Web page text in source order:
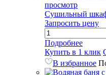
просмотр
Сушильный
Запросить цену
Подробнее
Купить в 1 клик
В избранное